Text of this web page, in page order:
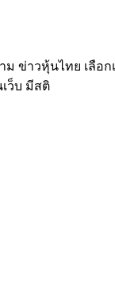
ข่าวหุ้นไทย เลือ
ว็บ มีสติ